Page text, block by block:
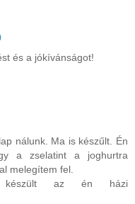
és a jókívánságot!
nálunk. Ma is készűlt. Én
a zselatint a joghurtra
melegítem fel.
készült az én házi